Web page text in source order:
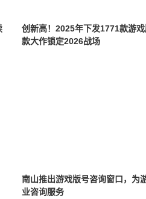
创新高！2025年下发1771款游
款大作锁定2026战场
南山推出游戏版号咨询窗口，为
业咨询服务